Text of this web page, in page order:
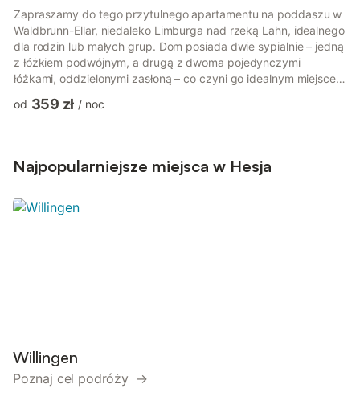
Zapraszamy do tego przytulnego apartamentu na poddaszu w
Waldbrunn-Ellar, niedaleko Limburga nad rzeką Lahn, idealnego
dla rodzin lub małych grup. Dom posiada dwie sypialnie – jedną
z łóżkiem podwójnym, a drugą z dwoma pojedynczymi
łóżkami, oddzielonymi zasłoną – co czyni go idealnym miejscem
wyposażona, a salon z jadalnią oferuje ciepłą przestrzeń do
grillem węglowym lub zwiedzaj cichą, malowniczą okolicę
pieszo lub rowerem. A...
od 359 zł / noc
Najpopularniejsze miejsca w Hesja
Willingen
Poznaj cel podróży →